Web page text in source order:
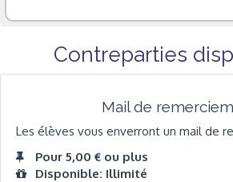
Contreparties
Mail de
Les élèves vous enverront un mail de
Pour 5,00 € ou plus
Disponible: Illimité